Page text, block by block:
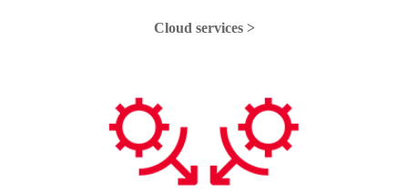
Cloud services >